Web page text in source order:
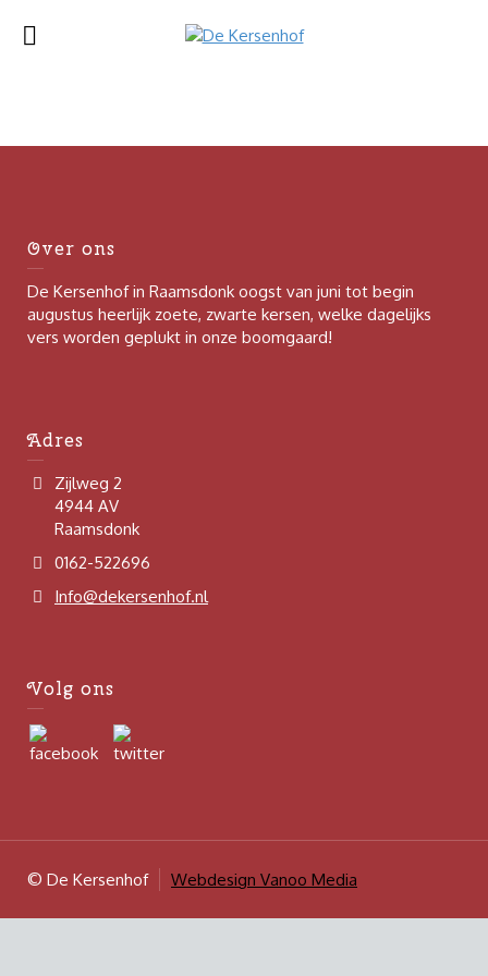
Over ons
De Kersenhof in Raamsdonk oogst van juni tot begin
augustus heerlijk zoete, zwarte kersen, welke dagelijks
vers worden geplukt in onze boomgaard!
Adres
Zijlweg 2
4944 AV
Raamsdonk
0162-522696
Info@dekersenhof.nl
Volg ons
© De Kersenhof Webdesign Vanoo Media